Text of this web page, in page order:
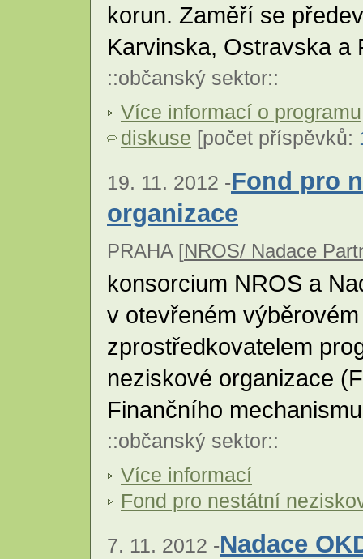
korun. Zaměří se
Karvinska, Ostravska
::občanský sektor::
Více informací o programu
diskuse [počet příspěvků:
19. 11. 2012 -Fond pro
organizace
PRAHA [NROS/ Nadace
konsorcium NROS a
v otevřeném
zprostředkovatelem
neziskové organizace
Finančního
::občanský sektor::
Více informací
Fond pro nestátní
7. 11. 2012 -Nadace